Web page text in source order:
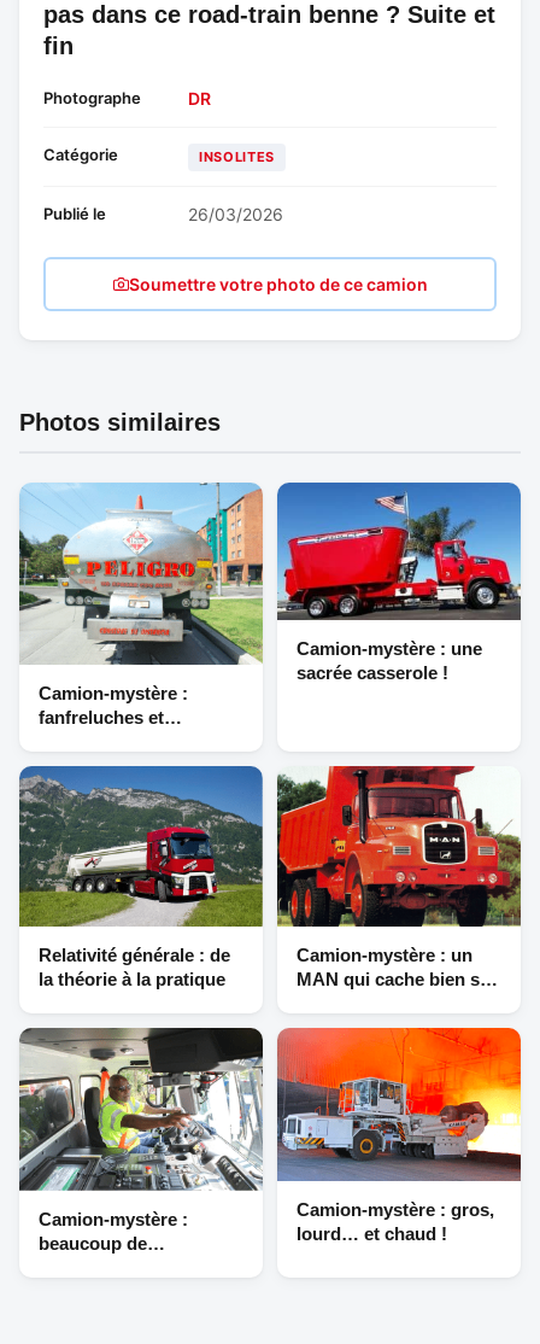
pas dans ce road-train benne ? Suite et
fin
Photographe DR
Catégorie INSOLITES
Publié le 26/03/2026
Soumettre votre photo de ce camion
Photos similaires
Camion-mystère :
fanfreluches et
(suite et fin)
Camion-mystère : une
sacrée casserole !
Relativité générale : de
la théorie à la pratique
Camion-mystère : un
MAN qui cache bien son
Camion-mystère :
beaucoup de
Camion-mystère : gros,
lourd… et chaud !